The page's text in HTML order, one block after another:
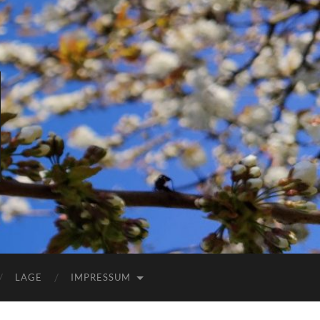
LAGE IMPRESSUM